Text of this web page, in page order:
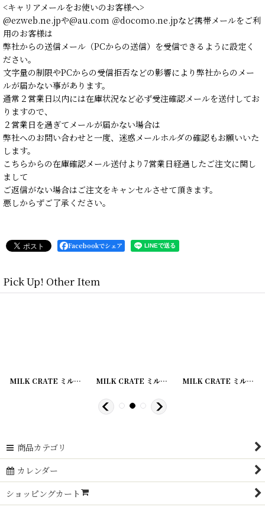
<キャリアメールをお使いのお客様へ>
@ezweb.ne.jpや@au.com ＠docomo.ne.jpなど携帯メールをご利
用のお客様は
弊社からの送信メール（PCからの送信）を受信できるように設定く
ださい。
文字量の制限やPCからの受信拒否などの影響により弊社からのメー
ルが届かない事があります。
通常２営業日以内には在庫状況など必ず受注確認メールを送付してお
りますので、
２営業日を過ぎてメールが届かない場合は
弊社へのお問い合わせと一度、迷惑メールホルダの確認もお願いいた
します。
こちらからの在庫確認メール送付より7営業日経過したご注文に関し
まして
ご返信がない場合はご注文をキャンセルさせて頂きます。
悪しからずご了承ください。
Facebookでシェア
Pick Up! Other Item
[20200422-2]
MILK CRATE ミルククレート [20200422-3]
MILK CRATE ミルククレート [20200422-4]
MILK CRATE ミルククレート
商品カテゴリ
カレンダー
ショッピングカート